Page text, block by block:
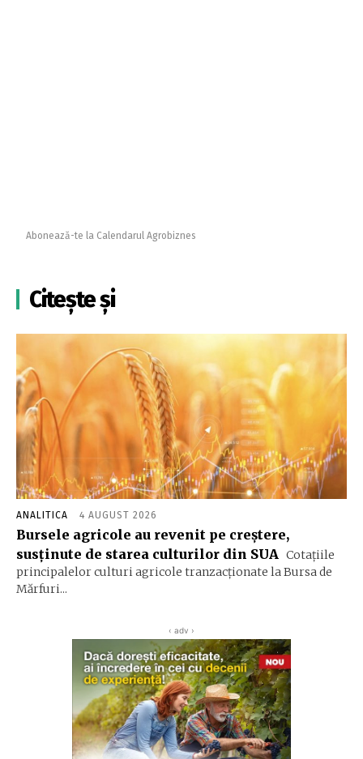
Abonează-te la Calendarul Agrobiznes
Citește și
ANALITICA 4 AUGUST 2026
Bursele agricole au revenit pe creștere,
susținute de starea culturilor din SUA Cotațiile
principalelor culturi agricole tranzacționate la Bursa de
Mărfuri...
‹ adv ›